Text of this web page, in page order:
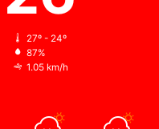
27º - 24º
87%
1.05 km/h